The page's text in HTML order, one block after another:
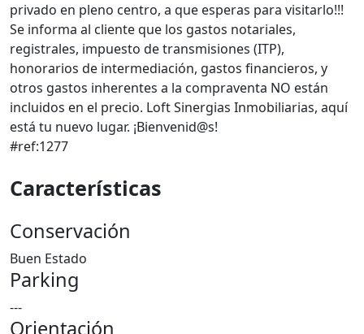
privado en pleno centro, a que esperas para visitarlo!!!
Se informa al cliente que los gastos notariales,
registrales, impuesto de transmisiones (ITP),
honorarios de intermediación, gastos financieros, y
otros gastos inherentes a la compraventa NO están
incluidos en el precio. Loft Sinergias Inmobiliarias, aquí
está tu nuevo lugar. ¡Bienvenid@s!
#ref:1277
Características
Conservación
Buen Estado
Parking
---
Orientación